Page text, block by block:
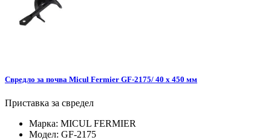
Свредло за почва Micul Fermier GF-2175/ 40 х 450 мм
Приставка за свредел
Марка: MICUL FERMIER
Модел: GF-2175